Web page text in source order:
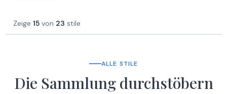
Zeige 15 von 23 stile
ALLE STILE
Die Sammlung durchstöbern